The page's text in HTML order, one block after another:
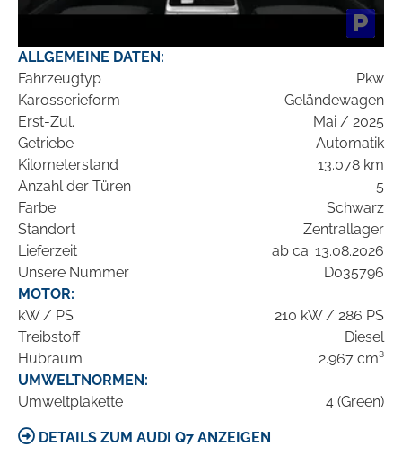
ALLGEMEINE DATEN:
Fahrzeugtyp
Pkw
Karosserieform
Geländewagen
Erst-Zul.
Mai / 2025
Getriebe
Automatik
Kilometerstand
13.078 km
Anzahl der Türen
5
Farbe
Schwarz
Standort
Zentrallager
Lieferzeit
ab ca. 13.08.2026
Unsere Nummer
D035796
MOTOR:
kW / PS
210 kW / 286 PS
Treibstoff
Diesel
Hubraum
2.967 cm³
UMWELTNORMEN:
Umweltplakette
4 (Green)
DETAILS ZUM AUDI Q7 ANZEIGEN